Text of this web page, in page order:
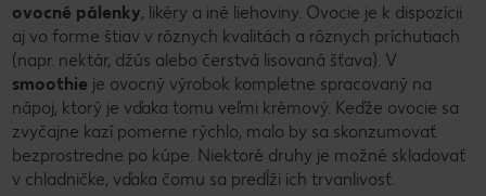
ovocné pálenky, likéry a iné liehoviny. Ovocie je k dispozícii
aj vo forme štiav v rôznych kvalitách a rôznych príchutiach
(napr. nektár, džús alebo čerstvá lisovaná šťava). V
smoothie je ovocný výrobok kompletne spracovaný na
nápoj, ktorý je vďaka tomu veľmi krémový. Keďže ovocie sa
zvyčajne kazí pomerne rýchlo, malo by sa skonzumovať
bezprostredne po kúpe. Niektoré druhy je možné skladovať
v chladničke, vďaka čomu sa predĺži ich trvanlivosť.